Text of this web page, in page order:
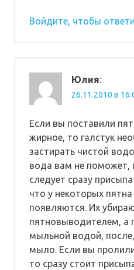
Войдите, чтобы
Юлия:
26.11.2010 в
Если вы поставили
жирное, то галстук
застирать чистой
вода вам не поможет,
следует сразу
что у некоторых
появляются. Их
пятновыводителем, а
мыльной водой,
мыло. Если вы
то сразу стоит